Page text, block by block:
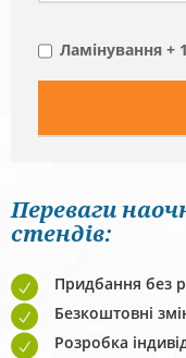
Ламінування +
Переваги
стендів:
Придбання без
Безкоштовні
Розробка